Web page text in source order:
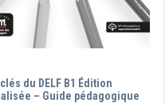
du DELF B1 Édition
– Guide pédagogique